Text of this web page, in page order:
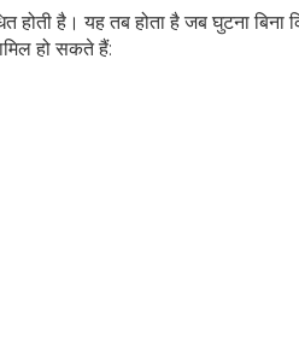
होती है। यह तब होता है जब घुटना बिना
हो सकते हैं: